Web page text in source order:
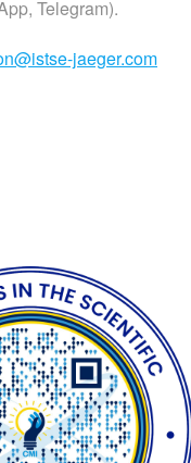
Telegram).
jaeger.com